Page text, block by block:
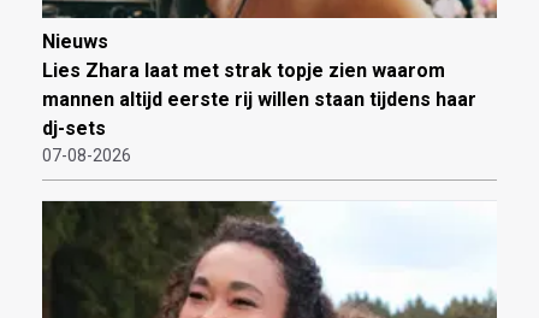
Nieuws
Lies Zhara laat met strak topje zien waarom
mannen altijd eerste rij willen staan tijdens haar
dj-sets
07-08-2026